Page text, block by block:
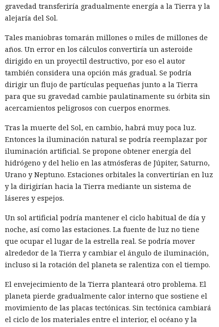
gravedad transferiría gradualmente energía a la Tierra y la
alejaría del Sol.
Tales maniobras tomarán millones o miles de millones de
años. Un error en los cálculos convertiría un asteroide
dirigido en un proyectil destructivo, por eso el autor
también considera una opción más gradual. Se podría
dirigir un flujo de partículas pequeñas junto a la Tierra
para que su gravedad cambie paulatinamente su órbita sin
acercamientos peligrosos con cuerpos enormes.
Tras la muerte del Sol, en cambio, habrá muy poca luz.
Entonces la iluminación natural se podría reemplazar por
iluminación artificial. Se propone obtener energía del
hidrógeno y del helio en las atmósferas de Júpiter, Saturno,
Urano y Neptuno. Estaciones orbitales la convertirían en luz
y la dirigirían hacia la Tierra mediante un sistema de
láseres y espejos.
Un sol artificial podría mantener el ciclo habitual de día y
noche, así como las estaciones. La fuente de luz no tiene
que ocupar el lugar de la estrella real. Se podría mover
alrededor de la Tierra y cambiar el ángulo de iluminación,
incluso si la rotación del planeta se ralentiza con el tiempo.
El envejecimiento de la Tierra planteará otro problema. El
planeta pierde gradualmente calor interno que sostiene el
movimiento de las placas tectónicas. Sin tectónica cambiará
el ciclo de los materiales entre el interior, el océano y la